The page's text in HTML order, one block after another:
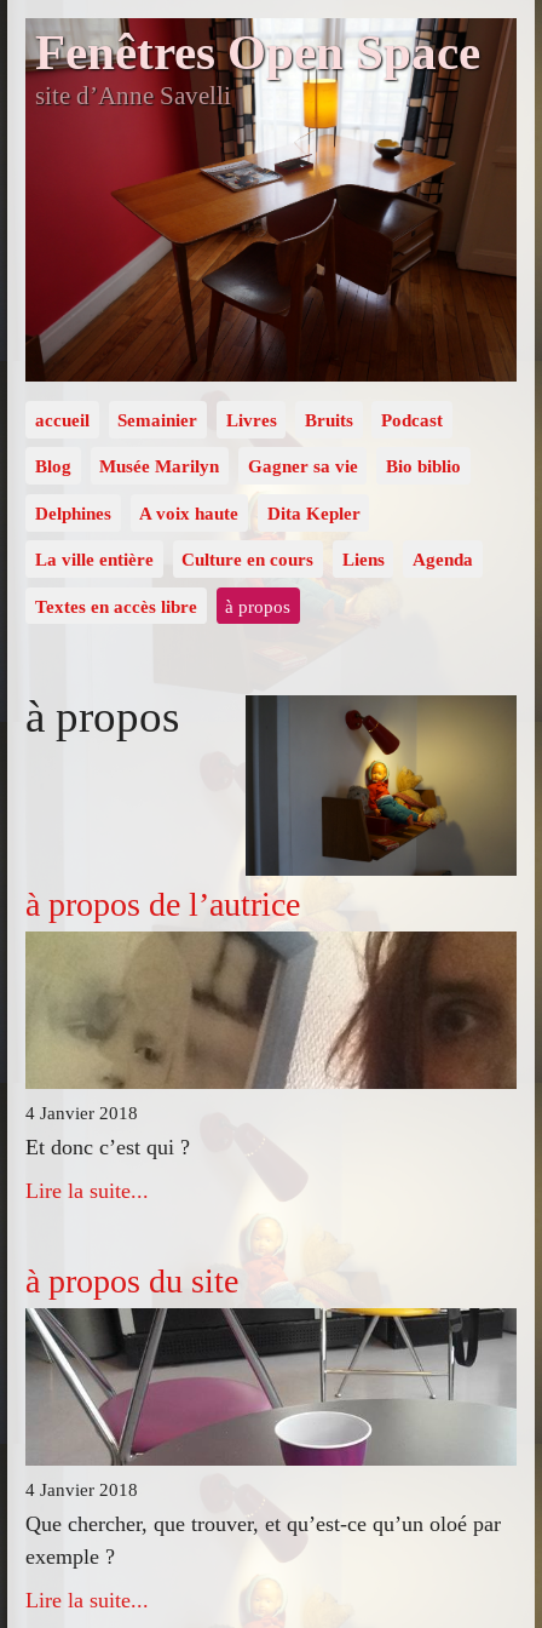
Fenêtres Open Space
site d’Anne Savelli
accueil Semainier Livres Bruits Podcast
Blog Musée Marilyn Gagner sa vie Bio biblio
Delphines A voix haute Dita Kepler
La ville entière Culture en cours Liens Agenda
Textes en accès libre à propos
à propos
à propos de l’autrice
4 Janvier 2018
Et donc c’est qui ?
Lire la suite...
à propos du site
4 Janvier 2018
Que chercher, que trouver, et qu’est-ce qu’un oloé par
exemple ?
Lire la suite...